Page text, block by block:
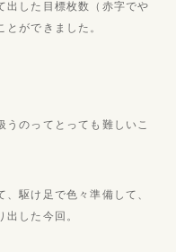
出した目標枚数（赤字でや
ができました。
のってとっても難しいこ
駆け足で色々準備して、
した今回。